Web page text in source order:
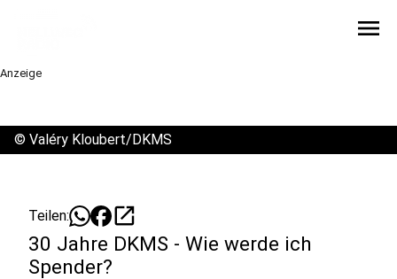
menu
Anzeige
© Valéry Kloubert/DKMS
Teilen: open_in_new
30 Jahre DKMS - Wie werde ich
Spender?